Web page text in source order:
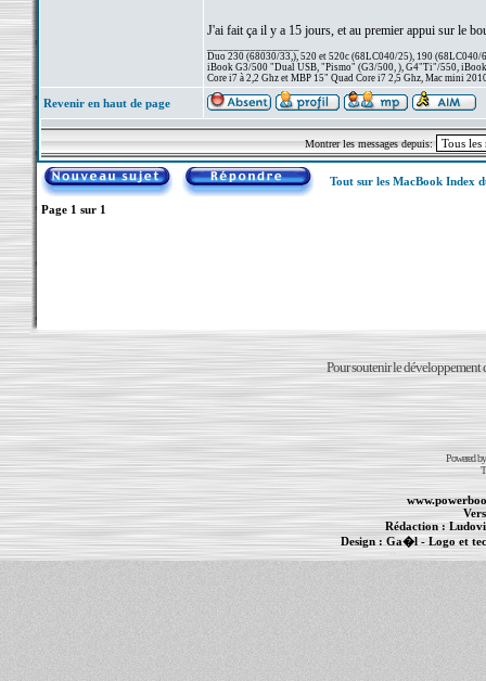
J'ai fait ça il y a 15 jours, et au premier appui sur le
Duo 230 (68030/33,), 520 et 520c (68LC040/25), 190 (68LC040/
iBook G3/500 "Dual USB, "Pismo" (G3/500, ), G4"Ti"/550,
Core i7 à 2,2 Ghz et MBP 15" Quad Core i7 2,5 Ghz, Mac mini
Revenir en haut de page
Montrer les messages depuis:
Tout sur les MacBook Index
Page 1 sur 1
Pour soutenir le développement
Powered
Rédaction :
Design : Ga�l- Logo et